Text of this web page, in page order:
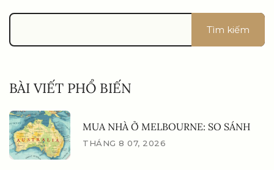
Tìm kiếm
BÀI VIẾT PHỔ BIẾN
MUA NHÀ Ở MELBOURNE: SO SÁNH
THÁNG 8 07, 2026